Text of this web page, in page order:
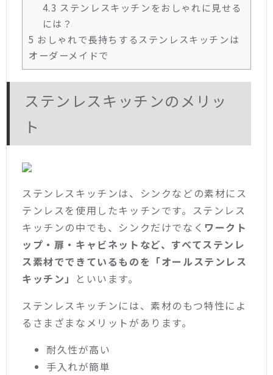
4.3 ステンレスキッチンをおしゃれに見せる
には？
5 おしゃれで長持ちするステンレスキッチンは
オーダーメイドで
ステンレスキッチンのメリッ
ト
ステンレスキッチンは、シンクなどの素材にス
テンレスを使用したキッチンです。ステンレス
キッチンの中でも、シンクだけでなく ワークト
ップ・扉・キャビネットなど、すべてステンレ
ス素材でできているものを「オールステンレス
キッチン」
といいます。
ステンレスキッチンには、素材のもつ特性によ
るさまざまなメリットがあります。
耐久性が高い
手入れが簡単